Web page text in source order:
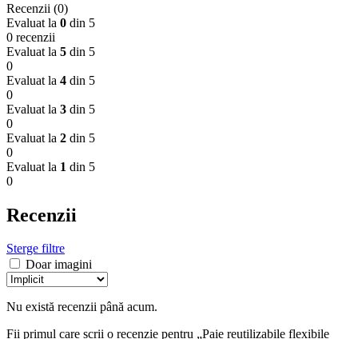
Recenzii (0)
Evaluat la 0 din 5
0 recenzii
Evaluat la 5 din 5
0
Evaluat la 4 din 5
0
Evaluat la 3 din 5
0
Evaluat la 2 din 5
0
Evaluat la 1 din 5
0
Recenzii
Sterge filtre
Doar imagini
Nu există recenzii până acum.
Fii primul care scrii o recenzie pentru „Paie reutilizabile flexibile